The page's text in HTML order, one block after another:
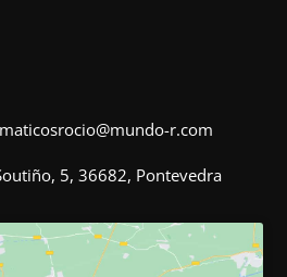
r.com
5, 36682, Pontevedra